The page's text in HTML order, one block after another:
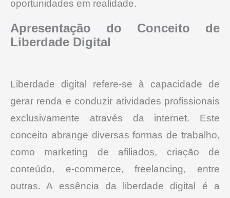
oportunidades em realidade.
Apresentação do Conceito de
Liberdade Digital
Liberdade digital refere-se à capacidade de
gerar renda e conduzir atividades profissionais
exclusivamente através da internet. Este
conceito abrange diversas formas de trabalho,
como marketing de afiliados, criação de
conteúdo, e-commerce, freelancing, entre
outras.A essência da liberdade digital é a